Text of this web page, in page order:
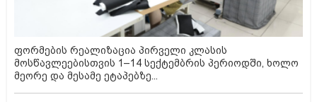
ფორმების რეალიზაცია პირველი კლასის
მოსწავლეებისთვის 1–14 სექტემბრის პერიოდში, ხოლო
მეორე და მესამე ეტაპებზე...